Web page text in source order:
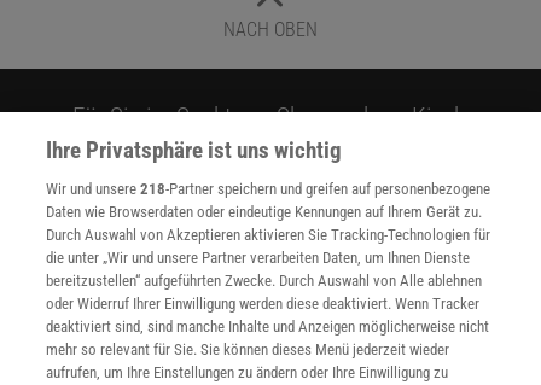
NACH OBEN
Für Sie im Spektrum-Shop und am Kiosk:
WEITERE NEUERSCHEINUNGEN
Ihre Privatsphäre ist uns wichtig
Wir und unsere218-Partner speichern und greifen auf personenbezogene
Daten wie Browserdaten oder eindeutige Kennungen auf Ihrem Gerät zu.
Durch Auswahl von Akzeptieren aktivieren Sie Tracking-Technologien für
die unter „Wir und unsere Partner verarbeiten Daten, um Ihnen Dienste
bereitzustellen“ aufgeführten Zwecke. Durch Auswahl von Alle ablehnen
oder Widerruf Ihrer Einwilligung werden diese deaktiviert. Wenn Tracker
deaktiviert sind, sind manche Inhalte und Anzeigen möglicherweise nicht
mehr so relevant für Sie. Sie können dieses Menü jederzeit wieder
aufrufen, um Ihre Einstellungen zu ändern oder Ihre Einwilligung zu